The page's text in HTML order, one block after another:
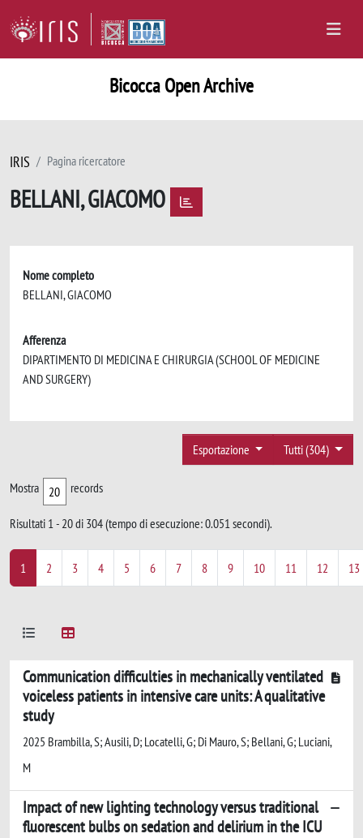
Bicocca Open Archive
IRIS Pagina ricercatore
BELLANI, GIACOMO
Nome completo
BELLANI, GIACOMO
Afferenza
DIPARTIMENTO DI MEDICINA E CHIRURGIA (SCHOOL OF MEDICINE
AND SURGERY)
Tutti (304)
Esportazione
Mostra records
Risultati 1 - 20 di 304 (tempo di esecuzione: 0.051 secondi).
1 2 3 4 5 6 7 8 9 10 11 12 13
Communication difficulties in mechanically ventilated
voiceless patients in intensive care units: A qualitative
study
2025 Brambilla, S; Ausili, D; Locatelli, G; Di Mauro, S; Bellani, G; Luciani,
M
Impact of new lighting technology versus traditional
fluorescent bulbs on sedation and delirium in the ICU